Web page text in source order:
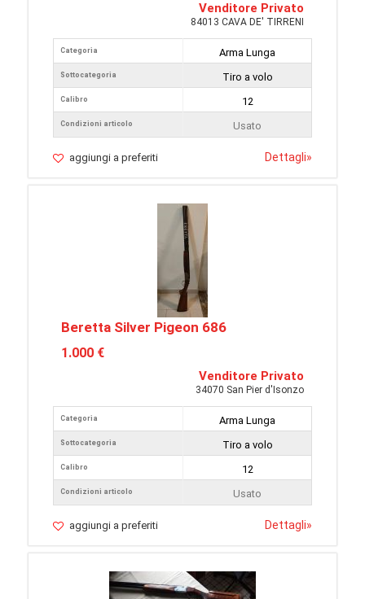
Venditore Privato
84013 CAVA DE' TIRRENI
Categoria
Sottocategoria
Calibro
Condizioni articolo
Arma Lunga
Tiro a volo
12
Usato
aggiungi a preferiti Dettagli»
Beretta Silver Pigeon 686
1.000 €
Venditore Privato
34070 San Pier d'Isonzo
Categoria
Sottocategoria
Calibro
Condizioni articolo
Arma Lunga
Tiro a volo
12
Usato
aggiungi a preferiti Dettagli»